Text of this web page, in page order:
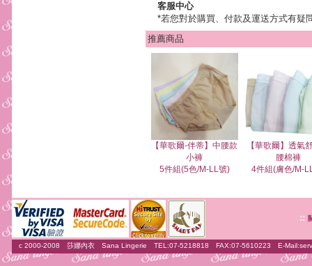
客服中心
*若您對於購買、付款及運送方式有疑
推薦商品
【華歌爾-伴蒂】中腰款
小褲
5件組(5色/M-LL號)
【華歌爾】透氣
腰棉褲
4件組(膚色/M-
::
c 2000-2008 莎娜內衣 Sana Lingerie TEL:07-5218818 FAX:07-5610223 E-Mail: